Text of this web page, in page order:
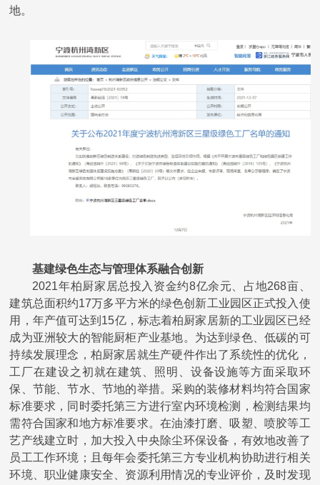
社会责任
新闻资讯
地。
基建绿色生态与管理体系融合创新
2021年柏厨家居总投入资金约8亿余元、占地268亩、
建筑总面积约17万多平方米的绿色创新工业园区正式投入使
用，年产值可达到 15亿，标志着柏厨家居新的工业园区已经
成为亚洲较大的智能厨柜产业基地。 为达到绿色、低碳的可
持续发展理念， 柏厨家居就生产硬件作出了系统性的优化，
工厂在建设之初就在建筑、照明、设备设施等方面采取环
保、节能、节水、节地的举措。采购的装修材料均符合国家
标准要求，同时委托第三方进行室内环境检测，检测结果均
需符合国家和地方标准要求。在油漆打磨、吸塑、喷胶等工
艺产线建立时，加大投入中央除尘环保设备，有效地改善了
员工工作环境；且每年会委托第三方专业机构协助进行相关
环境、职业健康安全、资源利用情况的专业评价，及时发现